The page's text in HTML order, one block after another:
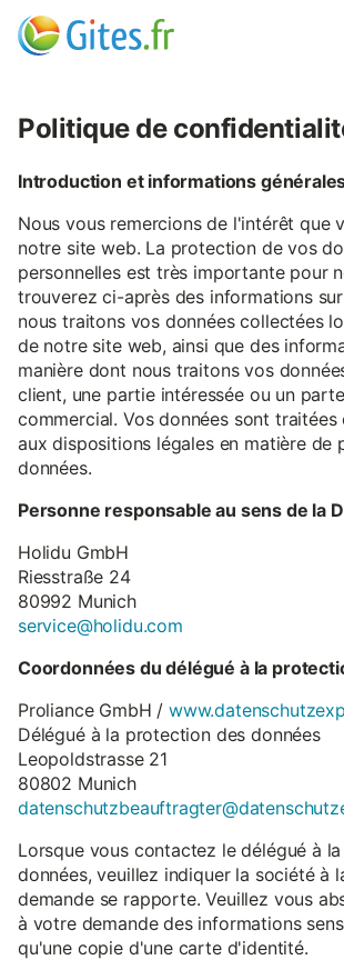
Politique de
Introduction et informations
Nous vous remercions de l'intérêt que
notre site web. La protection de vos
personnelles est très importante pour
trouverez ci-après des informations
nous traitons vos données collectées
de notre site web, ainsi que des
manière dont nous traitons vos
client, une partie intéressée ou un
commercial. Vos données sont
aux dispositions légales en matière de
données.
Personne responsable au sens de la
Holidu GmbH
Riesstraße 24
80992 Munich
service@holidu.com
Coordonnées du délégué à la
Proliance GmbH /
Délégué à la protection des données
Leopoldstrasse 21
80802 Munich
Lorsque vous contactez le délégué à
données, veuillez indiquer la société à
demande se rapporte. Veuillez vous
à votre demande des informations
qu'une copie d'une carte d'identité.